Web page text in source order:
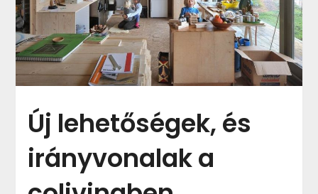
Új lehetőségek, és
irányvonalak a